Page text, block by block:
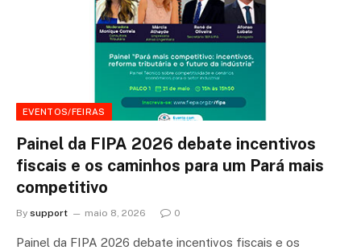
EVENTOS/FEIRAS
Painel da FIPA 2026 debate incentivos
fiscais e os caminhos para um Pará mais
competitivo
By support maio 8, 2026 0
Painel da FIPA 2026 debate incentivos fiscais e os